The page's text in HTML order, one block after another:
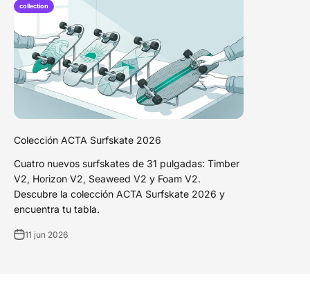
collection
Colección ACTA Surfskate 2026
Cuatro nuevos surfskates de 31 pulgadas: Timber
V2, Horizon V2, Seaweed V2 y Foam V2.
Descubre la colección ACTA Surfskate 2026 y
encuentra tu tabla.
11 jun 2026